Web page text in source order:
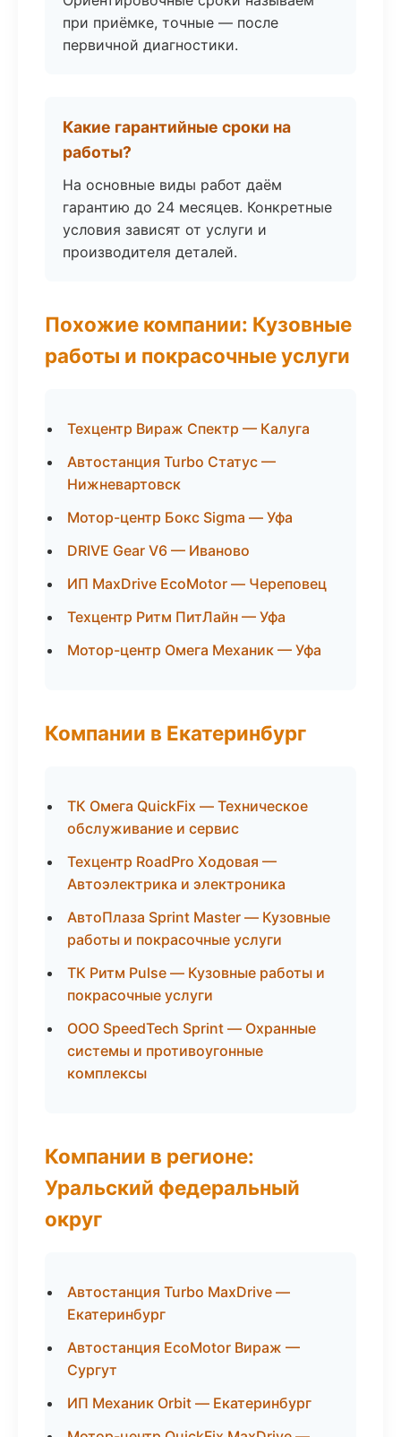
при приёмке, точные — после
первичной диагностики.
Какие гарантийные сроки на
работы?
На основные виды работ даём
гарантию до 24 месяцев. Конкретные
условия зависят от услуги и
производителя деталей.
Похожие компании: Кузовные
работы и покрасочные услуги
Техцентр Вираж Спектр — Калуга
Автостанция Turbo Статус —
Нижневартовск
Мотор-центр Бокс Sigma — Уфа
DRIVE Gear V6 — Иваново
ИП MaxDrive EcoMotor — Череповец
Техцентр Ритм ПитЛайн — Уфа
Мотор-центр Омега Механик — Уфа
Компании в Екатеринбург
ТК Омега QuickFix — Техническое
обслуживание и сервис
Техцентр RoadPro Ходовая —
Автоэлектрика и электроника
АвтоПлаза Sprint Master — Кузовные
работы и покрасочные услуги
ТК Ритм Pulse — Кузовные работы и
покрасочные услуги
ООО SpeedTech Sprint — Охранные
системы и противоугонные
комплексы
Компании в регионе:
Уральский федеральный
округ
Автостанция Turbo MaxDrive —
Екатеринбург
Автостанция EcoMotor Вираж —
Сургут
ИП Механик Orbit — Екатеринбург